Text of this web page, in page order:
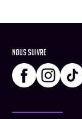
Nous suivre